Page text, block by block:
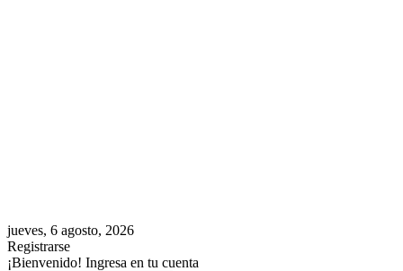
jueves, 6 agosto, 2026
Registrarse
¡Bienvenido! Ingresa en tu cuenta